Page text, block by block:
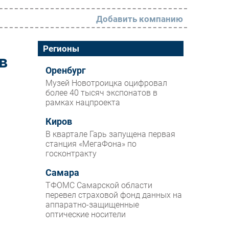
РАЗДЕЛЫ
Новости
Аналитика
Интервью
Мероприятия
Проекты
IT класс
Тестовый стенд
Каталог компаний
Добавить компанию
Регионы
Оренбург
Музей Новотроицка оцифровал
более 40 тысяч экспонатов в
рамках нацпроекта
Киров
В квартале Гарь запущена первая
станция «МегаФона» по
госконтракту
Самара
ТФОМС Самарской области
перевел страховой фонд данных на
аппаратно-защищенные
оптические носители